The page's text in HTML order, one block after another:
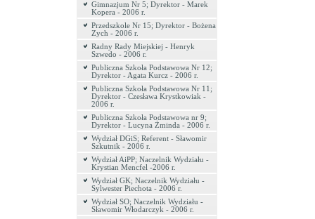
Gimnazjum Nr 5; Dyrektor - Marek
Kopera - 2006 r.
Przedszkole Nr 15; Dyrektor - Bożena
Zych - 2006 r.
Radny Rady Miejskiej - Henryk
Szwedo - 2006 r.
Publiczna Szkoła Podstawowa Nr 12;
Dyrektor - Agata Kurcz - 2006 r.
Publiczna Szkoła Podstawowa Nr 11;
Dyrektor - Czesława Krystkowiak -
2006 r.
Publiczna Szkoła Podstawowa nr 9;
Dyrektor - Lucyna Żminda - 2006 r.
Wydział DGiS; Referent - Sławomir
Szkutnik - 2006 r.
Wydział AiPP; Naczelnik Wydziału -
Krystian Mencfel -2006 r.
Wydział GK; Naczelnik Wydziału -
Sylwester Piechota - 2006 r.
Wydział SO; Naczelnik Wydziału -
Sławomir Włodarczyk - 2006 r.